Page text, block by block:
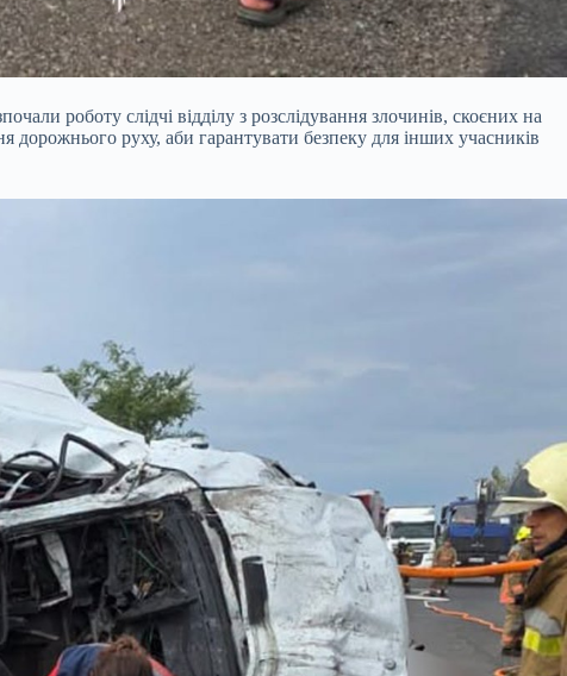
роботу слідчі відділу з розслідування злочинів, скоєних на
дорожнього руху, аби гарантувати безпеку для інших учасників